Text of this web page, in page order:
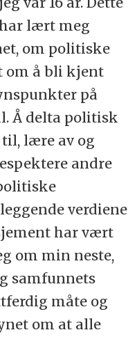
lært meg
om politiske
om å bli kjent
på
Å delta politisk
lære av og
andre
verdiene
har vært
om min neste,
samfunnets
måte og
om at alle